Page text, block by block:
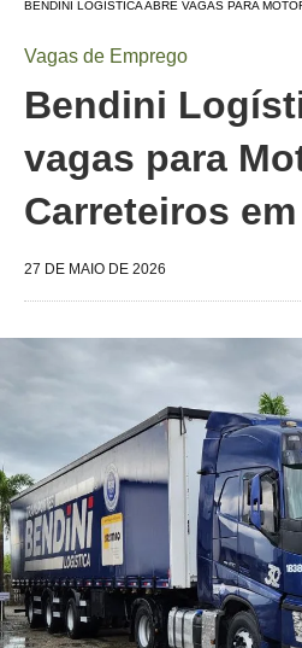
BENDINI LOGÍSTICA ABRE VAGAS PARA
Vagas de Emprego
Bendini
vagas para
Carreteiros
27 DE MAIO DE 2026